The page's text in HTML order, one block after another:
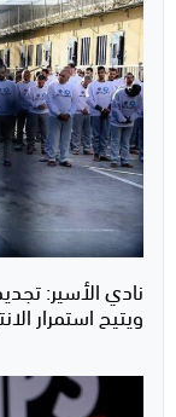
نادي الأسير:
ويتيح استمرار